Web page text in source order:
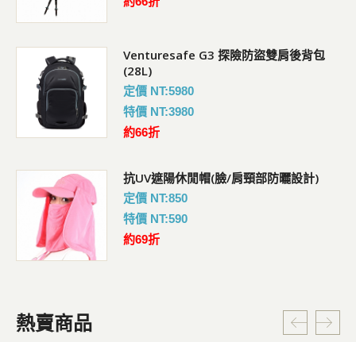
Venturesafe G3 探險防盜雙肩後背包
(28L)
定價 NT:5980
特價 NT:3980
約66折
抗UV遮陽休閒帽(臉/肩頸部防曬設計)
定價 NT:850
特價 NT:590
約69折
熱賣商品